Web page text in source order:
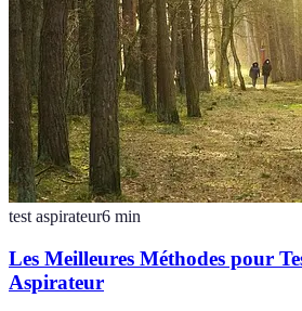
test aspirateur6 min
Les Meilleures Méthodes pour
Aspirateur